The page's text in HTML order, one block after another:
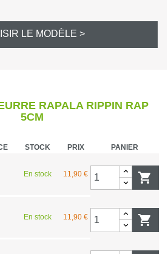
LE MODÈLE >
RAPALA RIPPIN RAP
5CM
STOCK PRIX PANIER
En stock 11,90 € 
En stock 11,90 € 